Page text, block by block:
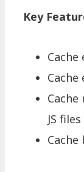
Key
Cache
JS files